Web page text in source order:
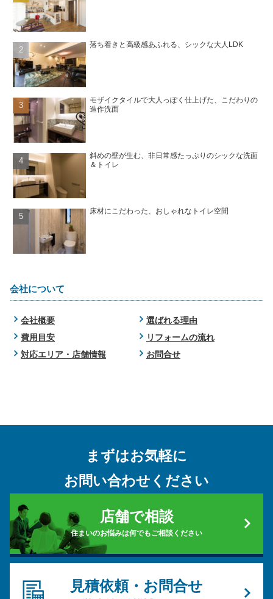
落ち着きと高級感あふれる、シックな大人LDK
モザイクタイルで大人っぽく仕上げた、こだわりの
造作洗面
斜めの壁が生む、非日常感たっぷりのシックな洗面
＆トイレ
床材にこだわった、おしゃれなトイレ空間
会社について
会社概要
選ばれる理由
費用目安
リフォームの流れ
対応エリア・店舗情報
お問合せ
まずはお気軽に
お問い合わせください
店舗で相談
住まいのお悩みは何でもご相談ください
見積依頼・お問合せ